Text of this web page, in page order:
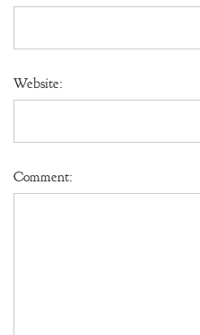
Website:
Comment: